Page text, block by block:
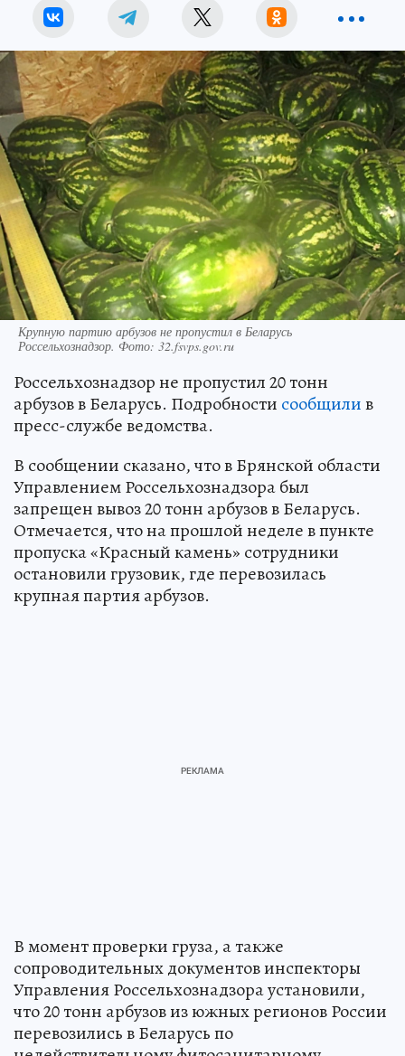
Крупную партию арбузов не пропустил в Беларусь
Россельхознадзор. Фото: 32.fsvps.gov.ru
Россельхознадзор не пропустил 20 тонн
арбузов в Беларусь. Подробности сообщилив
пресс-службе ведомства.
В сообщении сказано, что в Брянской области
Управлением Россельхознадзора был
запрещен вывоз 20 тонн арбузов в Беларусь.
Отмечается, что на прошлой неделе в пункте
пропуска «Красный камень» сотрудники
остановили грузовик, где перевозилась
крупная партия арбузов.
В момент проверки груза, а также
сопроводительных документов инспекторы
Управления Россельхознадзора установили,
что 20 тонн арбузов из южных регионов России
перевозились в Беларусь по